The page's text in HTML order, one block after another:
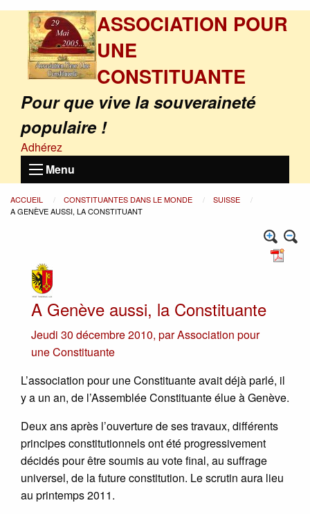
ASSOCIATION POUR
UNE
CONSTITUANTE
Pour que vive la souveraineté
populaire !
Adhérez
Menu
ACCUEIL CONSTITUANTES DANS LE MONDE
SUISSE
A GENÈVE AUSSI, LA CONSTITUANT
A Genève aussi, la Constituante
Jeudi 30 décembre 2010, parAssociation pour
une Constituante
L’association pour une Constituante avait déjà parlé, il
y a un an, de l’Assemblée Constituante élue à Genève.
Deux ans après l’ouverture de ses travaux, différents
principes constitutionnels ont été progressivement
décidés pour être soumis au vote final, au suffrage
universel, de la future constitution. Le scrutin aura lieu
au printemps 2011.